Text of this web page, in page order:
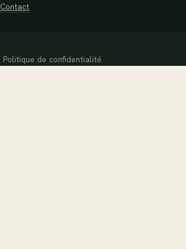
Contact
Politique de confidentialité